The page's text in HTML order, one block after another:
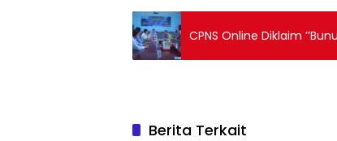
CPNS Online Diklaim
Berita Terkait